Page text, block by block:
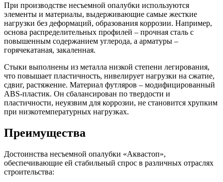
При производстве несъемной опалубки используются
элементы и материалы, выдерживающие самые жесткие
нагрузки без деформаций, образования коррозии. Например,
основа распределительных профилей – прочная сталь с
повышенным содержанием углерода, а арматуры –
горячекатаная, закаленная.
Стыки выполнены из металла низкой степени легирования,
что повышает пластичность, нивелирует нагрузки на сжатие,
сдвиг, растяжение. Материал футляров – модифицированный
ABS-пластик. Он сбалансирован по твердости и
пластичности, неуязвим для коррозии, не становится хрупким
при низкотемпературных нагрузках.
Преимущества
Достоинства несъемной опалубки «Аквастоп»,
обеспечивающие ей стабильный спрос в различных отраслях
строительства: